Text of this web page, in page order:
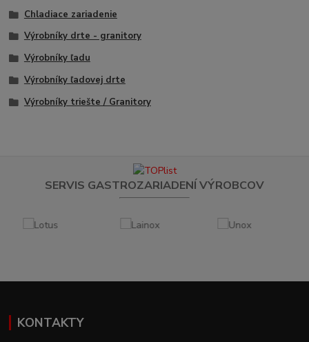
Chladiace zariadenie
Výrobníky drte - granitory
Výrobníky ľadu
Výrobníky ľadovej drte
Výrobníky triešte / Granitory
SERVIS GASTROZARIADENÍ VÝROBCOV
KONTAKTY